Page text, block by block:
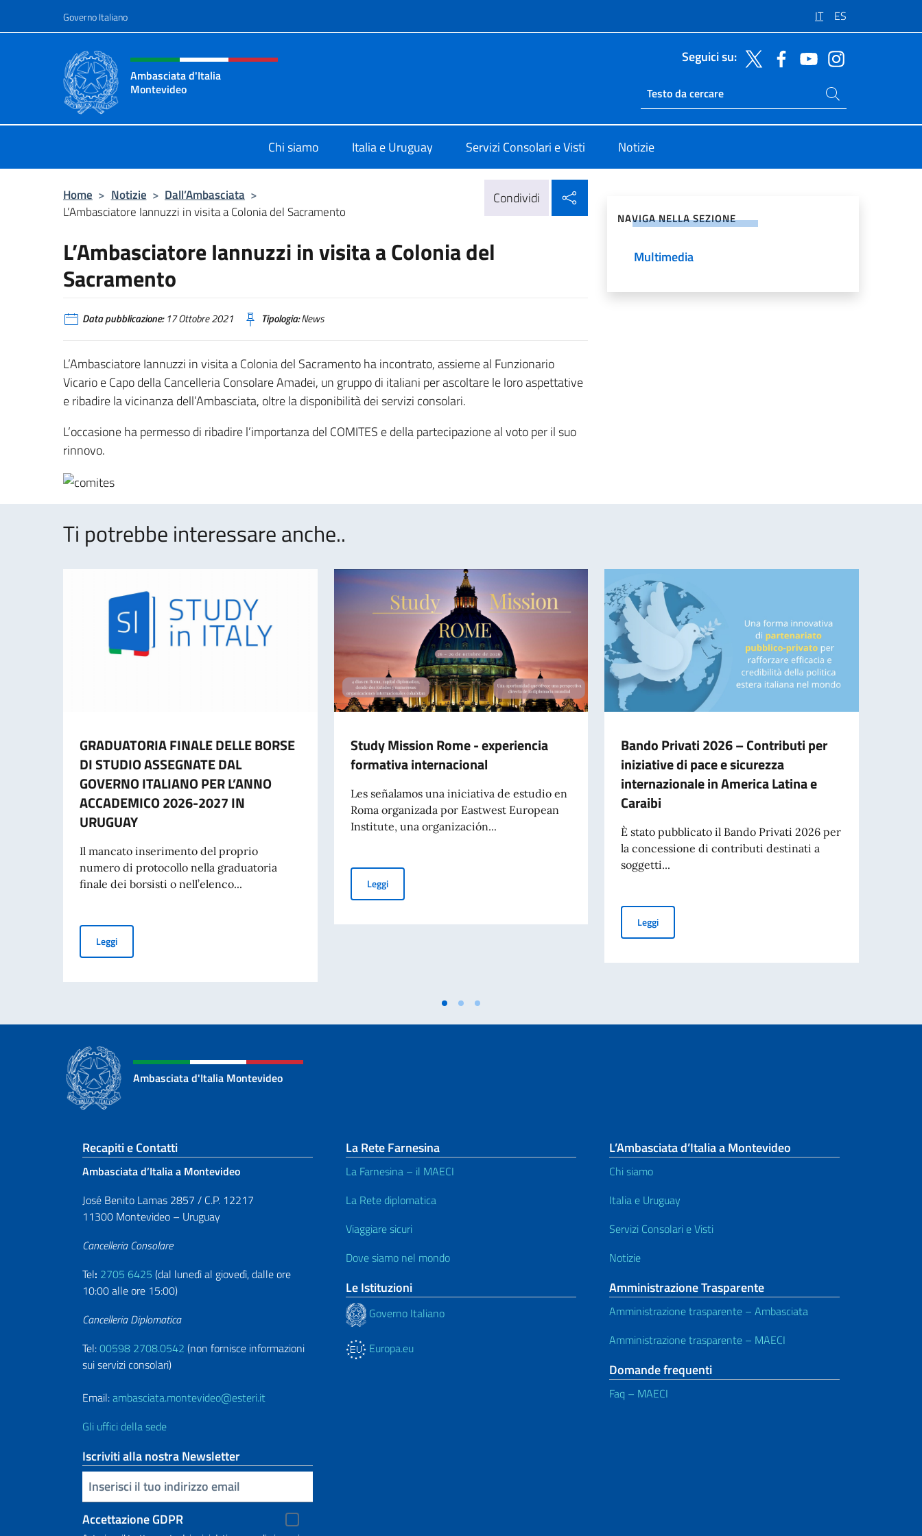
Governo Italiano IT ES
Intestazione sito, social e menù
Ambasciata d'Italia
Montevideo
Seguici su:
Ricerca sito live
Cerca nel sito
Chi siamo Italia e Uruguay Servizi Consolari e Visti Notizie
Home > Notizie > Dall’Ambasciata >
L’Ambasciatore Iannuzzi in visita a Colonia del Sacramento
Condividi
L’Ambasciatore Iannuzzi in visita a Colonia del
Sacramento
Data pubblicazione:17 Ottobre 2021 Tipologia:News
L’Ambasciatore Iannuzzi in visita a Colonia del Sacramento ha incontrato, assieme al Funzionario
Vicario e Capo della Cancelleria Consolare Amadei, un gruppo di italiani per ascoltare le loro aspettative
e ribadire la vicinanza dell’Ambasciata, oltre la disponibilità dei servizi consolari.
L’occasione ha permesso di ribadire l’importanza del COMITES e della partecipazione al voto per il suo
rinnovo.
NAVIGA NELLA SEZIONE
Multimedia
Ti potrebbe interessare anche..
GRADUATORIA FINALE DELLE BORSE
DI STUDIO ASSEGNATE DAL
GOVERNO ITALIANO PER L’ANNO
ACCADEMICO 2026-2027 IN
URUGUAY
Il mancato inserimento del proprio
numero di protocollo nella graduatoria
finale dei borsisti o nell’elenco...
LeggiGRADUATORIA FINALE DELLE BORSE DI STUDIO ASSEGNATE DAL GOVERNO ITALIANO PER L’ANNO ACCADEMICO 2026-2027 IN URUGUAY
Study Mission Rome - experiencia
formativa internacional
Les señalamos una iniciativa de estudio en
Roma organizada por Eastwest European
Institute, una organización...
LeggiStudy Mission Rome - experiencia formativa internacional
Bando Privati 2026 – Contributi per
iniziative di pace e sicurezza
internazionale in America Latina e
Caraibi
È stato pubblicato il Bando Privati 2026 per
la concessione di contributi destinati a
soggetti...
LeggiBando Privati 2026 – Contributi per iniziative di pace e
Ambasciata d'Italia Montevideo
Sezione footer
Recapiti e Contatti
Ambasciata d’Italia a Montevideo
José Benito Lamas 2857 / C.P. 12217
11300 Montevideo – Uruguay
Cancelleria Consolare
Tel: 2705 6425 (dal lunedì al giovedì, dalle ore
10:00 alle ore 15:00)
Cancelleria Diplomatica
Tel:00598 2708.0542 (non fornisce informazioni
sui servizi consolari)
Email:ambasciata.montevideo@esteri.it
Gli uffici della sede
Iscriviti alla nostra Newsletter
Inserisci la tua email
Accettazione GDPR
La Rete Farnesina
La Farnesina – il MAECI
La Rete diplomatica
Viaggiare sicuri
Dove siamo nel mondo
Le Istituzioni
Governo Italiano
Europa.eu
L’Ambasciata d’Italia a Montevideo
Chi siamo
Italia e Uruguay
Servizi Consolari e Visti
Notizie
Amministrazione Trasparente
Amministrazione trasparente – Ambasciata
Amministrazione trasparente – MAECI
Domande frequenti
Faq – MAECI